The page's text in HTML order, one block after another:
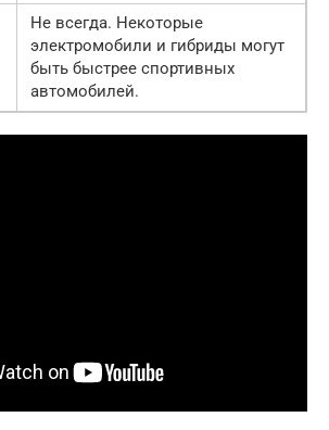
Не всегда. Некоторые
электромобили и гибриды могут
быть быстрее спортивных
автомобилей.